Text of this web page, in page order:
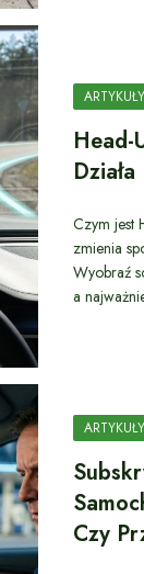
ARTYKUŁY
Head-
Czym jest
zmienia
Wyobraź
a
ARTYKUŁY
Czy